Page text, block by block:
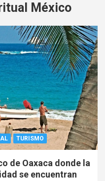
México
TURISMO
de Oaxaca donde la
se encuentran